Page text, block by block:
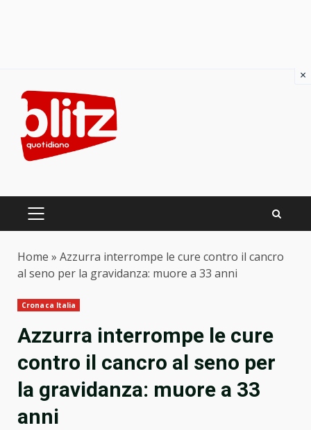
content
PRIMARY
Home » Azzurra interrompe le cure contro il cancro
al seno per la gravidanza: muore a 33 anni
Cronaca Italia
Azzurra interrompe le cure
contro il cancro al seno per
la gravidanza: muore a 33
anni
×